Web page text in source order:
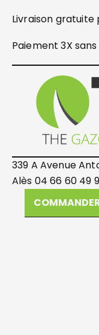
Livraison
Paiement 3X
339 A Avenue
Alès 04 66 60 49